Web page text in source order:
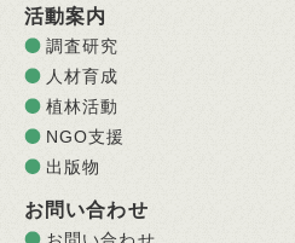
活動案内
調査研究
人材育成
植林活動
NGO支援
出版物
お問い合わせ
お問い合わせ